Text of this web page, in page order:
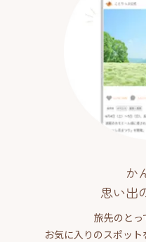
か
思い出
旅先のとっ
お気に入りのスポッ